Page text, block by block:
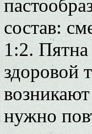
состав:
1:2.
здоровой
нужно